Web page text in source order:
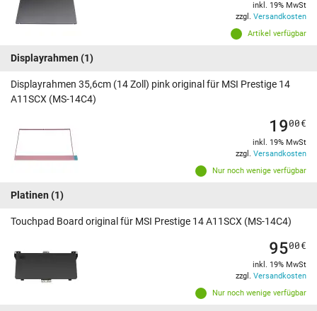
Artikel verfügbar
inkl. 19% MwSt
zzgl. Versandkosten
Displayrahmen (1)
Displayrahmen 35,6cm (14 Zoll) pink original für MSI Prestige 14
A11SCX (MS-14C4)
Nur noch wenige verfügbar
1900€
inkl. 19% MwSt
zzgl. Versandkosten
Platinen (1)
Touchpad Board original für MSI Prestige 14 A11SCX (MS-14C4)
Nur noch wenige verfügbar
9500€
inkl. 19% MwSt
zzgl. Versandkosten